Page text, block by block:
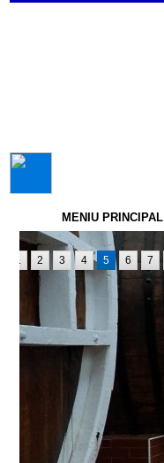
MENIU PRINCIPAL
1 2 3 4 5 6 7